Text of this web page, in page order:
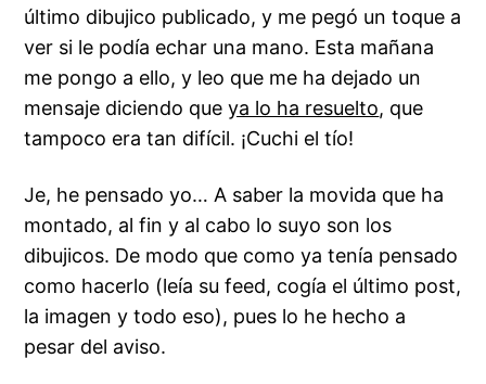
último dibujico publicado, y me pegó un toque a
ver si le podía echar una mano. Esta mañana
me pongo a ello, y leo que me ha dejado un
mensaje diciendo queya lo ha resuelto, que
tampoco era tan difícil. ¡Cuchi el tío!
Je, he pensado yo… A saber la movida que ha
montado, al fin y al cabo lo suyo son los
dibujicos. De modo que como ya tenía pensado
como hacerlo (leía su feed, cogía el último post,
la imagen y todo eso), pues lo he hecho a
pesar del aviso.